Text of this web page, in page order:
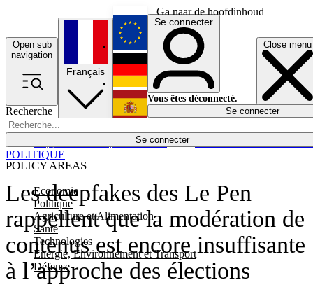
Ga naar de hoofdinhoud
Open sub
navigation
Close menu
Recherche
Se connecter
POLICY AREAS
Economie
Politique
Agriculture et Alimentation
Santé
Technologies
Energie, Environnement et Transport
Défense
Économie
Français
English
Deutsch
Español
Se connecter
Vous êtes déconnecté.
Se connecter
Les deepfakes des Le Pen
rappellent que la modération de
contenus est encore insuffisante
à l’approche des élections
POLITIQUE